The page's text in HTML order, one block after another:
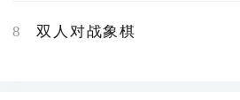
8 双人对战象棋